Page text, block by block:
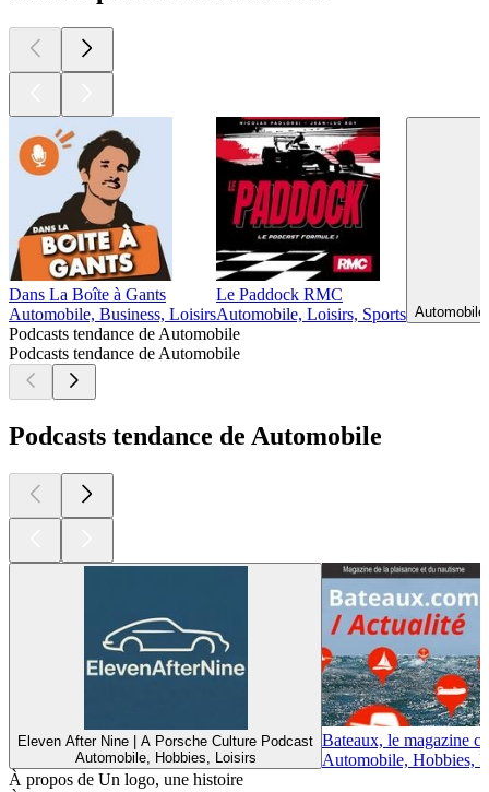
Dans La Boîte à Gants
Automobile, Business, Loisirs
Le Paddock RMC
Automobile, Loisirs, Sports
Podcasts tendance de Automobile
Podcasts tendance de Automobile
Podcasts tendance de Automobile
Eleven After Nine | A Porsche Culture Podcast
Automobile, Hobbies, Loisirs
Bateaux, le magazine
Automobile, Hobbies,
À propos de Un logo, une histoire